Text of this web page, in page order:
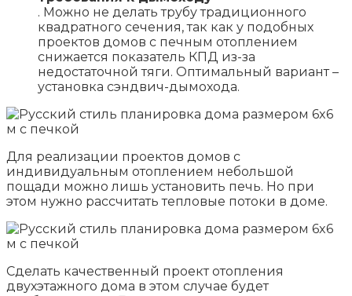
. Можно не делать трубу традиционного
квадратного сечения, так как у подобных
проектов домов с печным отоплением
снижается показатель КПД из-за
недостаточной тяги. Оптимальный вариант –
установка сэндвич-дымохода.
Для реализации проектов домов с
индивидуальным отоплением небольшой
пощади можно лишь установить печь. Но при
этом нужно рассчитать тепловые потоки в доме.
Сделать качественный проект отопления
двухэтажного дома в этом случае будет